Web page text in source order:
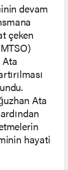
devam
çeken
Ata
Ata
hayati